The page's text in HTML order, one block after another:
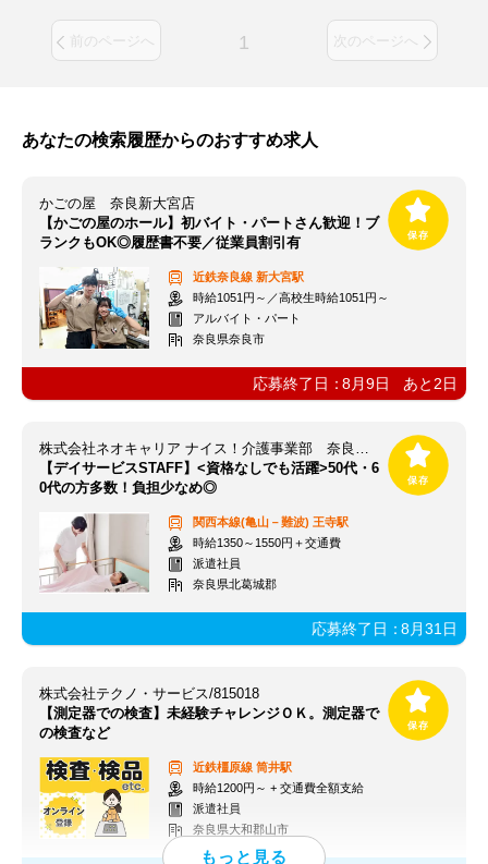
前のページへ 1 次のページへ
あなたの検索履歴からのおすすめ求人
かごの屋 奈良新大宮店
【かごの屋のホール】初バイト・パートさん歓迎！ブ
ランクもOK◎履歴書不要／従業員割引有
近鉄奈良線 新大宮駅
時給1051円～／高校生時給1051円～
アルバイト・パート
奈良県奈良市
応募終了日：8月9日 あと 2日
株式会社ネオキャリア ナイス！介護事業部 奈良支店／NAR
【デイサービスSTAFF】<資格なしでも活躍>50代・6
0代の方多数！負担少なめ◎
関西本線(亀山－難波) 王寺駅
時給1350～1550円＋交通費
派遣社員
奈良県北葛城郡
応募終了日：8月31日
株式会社テクノ・サービス/815018
【測定器での検査】未経験チャレンジＯＫ。測定器で
の検査など
近鉄橿原線 筒井駅
時給1200円～ + 交通費全額支給
派遣社員
奈良県大和郡山市